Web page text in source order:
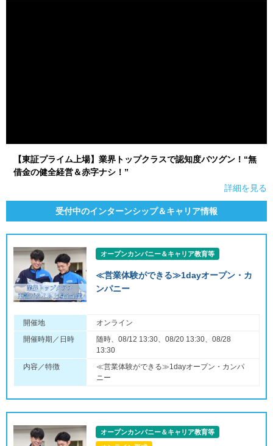
【東証プライム上場】業界トップクラスで認知度バツグン！“無
借金の健全経営＆赤字ナシ！”
詳細を見る
受付中のインターンシップ＆キャリア情報
オープンカンパニー＆キャリア教育等
≪営業体験ができる≫1dayオープン・カ
ンパニー
開催地
オンライン
開催時期／日時
随時、08/12 13:30、08/20 13:30、08/28
13:30
内容／特徴
≪営業体験ができる≫1dayオープン・カンパ
ニー
オープンカンパニー＆キャリア教育等